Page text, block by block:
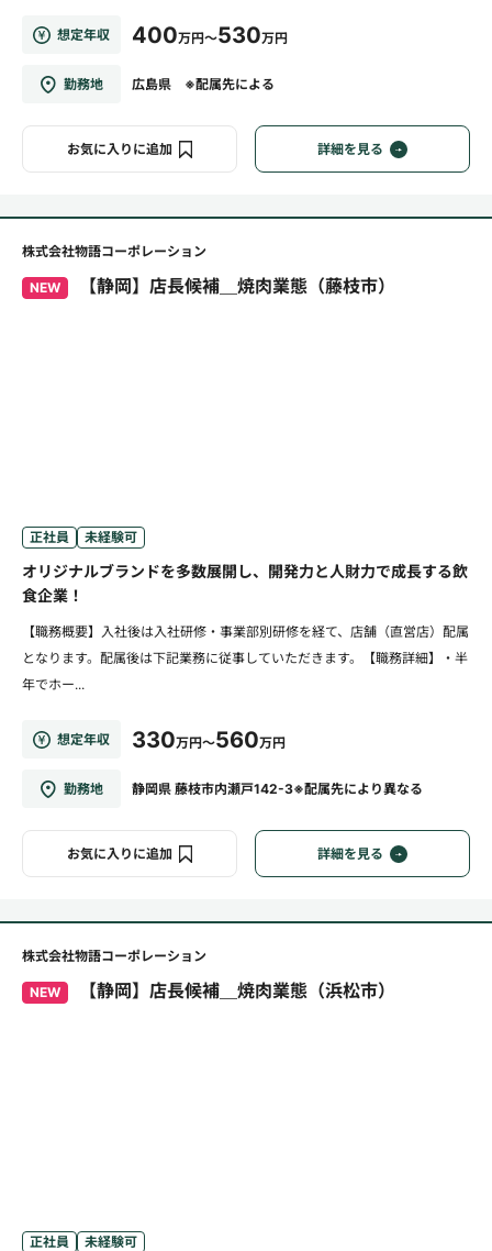
想定年収 400万円～530万円
勤務地 広島県 ※配属先による
お気に入りに追加 詳細を見る
株式会社物語コーポレーション
NEW 【静岡】店長候補＿焼肉業態（藤枝市）
正社員 未経験可
オリジナルブランドを多数展開し、開発力と人財力で成長する飲
食企業！
【職務概要】入社後は入社研修・事業部別研修を経て、店舗（直営店）配属
となります。配属後は下記業務に従事していただきます。【職務詳細】・半
年でホー...
想定年収 330万円～560万円
勤務地 静岡県 藤枝市内瀬戸142-3※配属先により異なる
お気に入りに追加 詳細を見る
株式会社物語コーポレーション
NEW 【静岡】店長候補＿焼肉業態（浜松市）
正社員 未経験可